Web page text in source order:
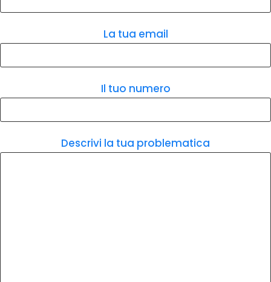
La tua email
Il tuo numero
Descrivi la tua problematica